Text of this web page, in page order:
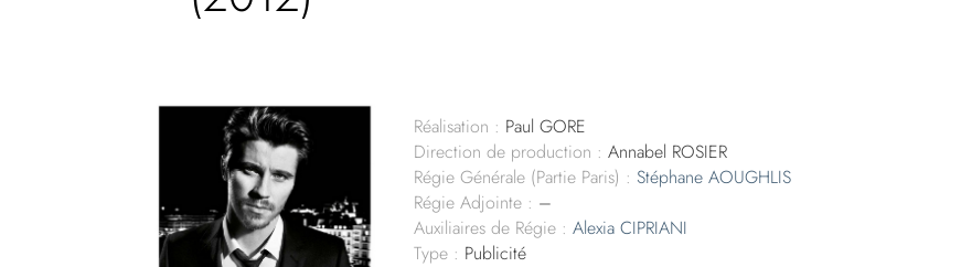
Réalisation : Paul GORE
Direction de production : Annabel ROSIER
Régie Générale (Partie Paris) : Stéphane AOUGHLIS
Régie Adjointe : –
Auxiliaires de Régie :Alexia CIPRIANI
Type : Publicité